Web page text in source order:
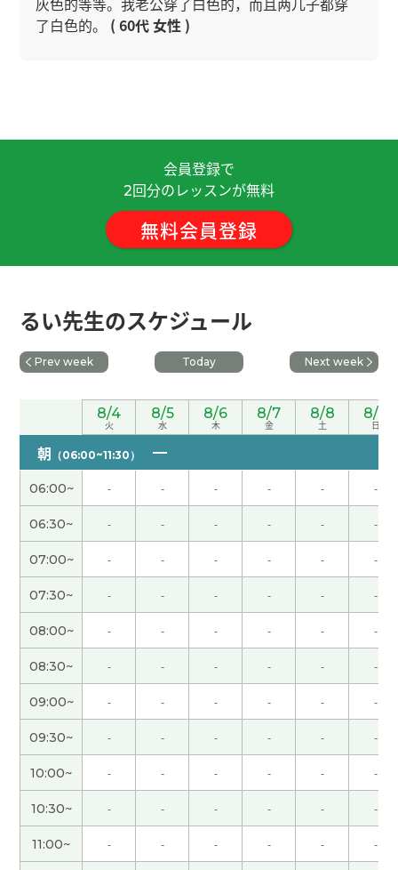
了白色的。 ( 60代 女性 )
)
今天又聊天很开心！谢谢るい老师、下次见！
谢谢今天的课程，我很高兴认识您。您的发音非常
下次见吧。
换圈子，我到了40岁才理解了这个大道理 ( 男性 )
你的25分钟的课对我来说是1分钟的感觉！(^-^)时间
过得真快啊〜下次再见！！( 男性 )
谢谢您给我上课。今天也我们有聊天沟通啦，就是
上课吧~ 哈哈。下次也期待再见~谢谢！( 男性 )
谢谢老了！ 我在香川县等老师 哈哈 下次见吧
)
谢谢您的课。下次再见！
下次再见〜( 男性 )
誕生日プレゼント、なんかちょーだい🎁
谢谢您的课。您打算来日本留学。良い経験ができ
るといいですね。下次也请多关照。( 50代 男性 )
不好意思 下次见
会員登録で
2回分のレッスンが無料
無料会員登録
るい先生のスケジュール
Prev week Today Next week
8/4
火
8/5
水
8/6
木
8/7
金
8/8
土
8/9
日
朝 （06:00~11:30）
06:00~ - - - - - -
06:30~ - - - - - -
07:00~ - - - - - -
07:30~ - - - - - -
08:00~ - - - - - -
08:30~ - - - - - -
09:00~ - - - - - -
09:30~ - - - - - -
10:00~ - - - - - -
10:30~ - - - - - -
11:00~ - - - - - -